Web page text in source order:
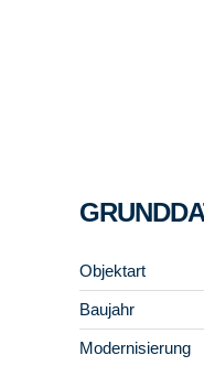
Objektart
Baujahr
Modernisierung